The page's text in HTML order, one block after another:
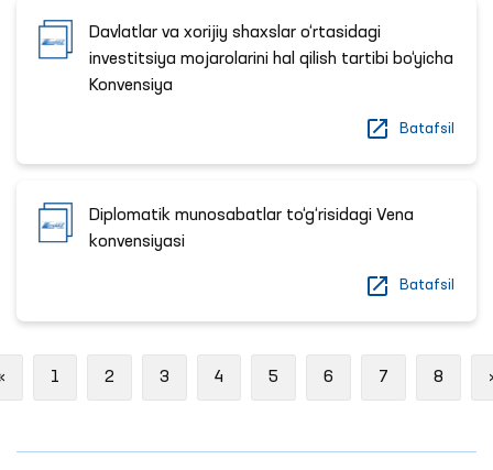
Davlatlar va xorijiy shaxslar o‘rtasidagi
investitsiya mojarolarini hal qilish tartibi bo‘yicha
Konvensiya
Batafsil
Diplomatik munosabatlar to‘g‘risidagi Vena
konvensiyasi
Batafsil
Previous
1 2 3 4 5 6 7 8